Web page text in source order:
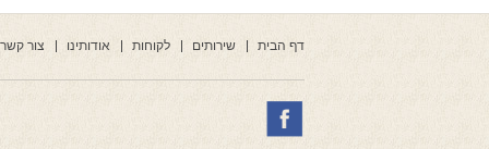
דף הבית שירותים לקוחות אודותינו צור קשר